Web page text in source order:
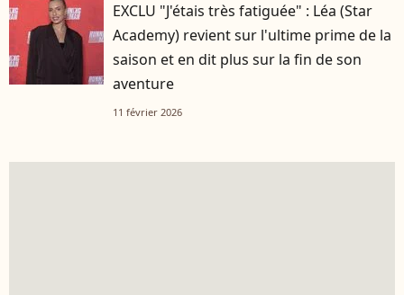
EXCLU "J'étais très fatiguée" : Léa (Star
Academy) revient sur l'ultime prime de la
saison et en dit plus sur la fin de son
aventure
11 février 2026